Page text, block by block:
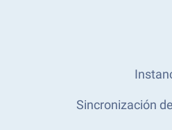
Sincronización